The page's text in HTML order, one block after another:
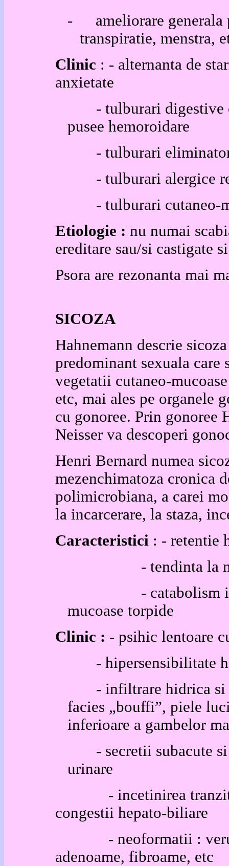
-
ameliorare
transpiratie, menstra,
Clinic : - alternanta de
anxietate
- tulburari digestive
pusee hemoroidare
- tulburari
- tulburari alergice
- tulburari cutaneo-
Etiologie : nu numai
ereditare sau/si castigate
Psora are rezonanta mai
SICOZA
Hahnemann descrie
predominant sexuala care
vegetatii cutaneo-
etc, mai ales pe organele
cu gonoree. Prin gonoree
Neisser va descoperi
Henri Bernard numea
mezenchimatoza cronica
polimicrobiana, a carei
la incarcerare, la staza,
Caracteristici : - retentie
- tendinta la
- catabolism
mucoase torpide
Clinic : - psihic lentoare
- hipersensibilitate
- infiltrare hidrica si
facies „bouffi”, piele
inferioare a gambelor
- secretii subacute
urinare
- incetinirea
congestii hepato-
- neoformatii :
adenoame, fibroame, etc